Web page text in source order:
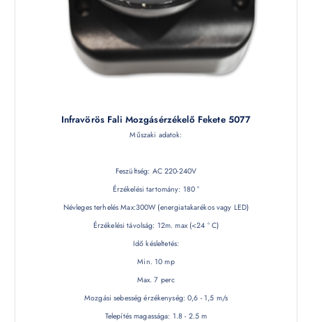
Infravörös Fali Mozgásérzékelő Fekete 5077
Műszaki adatok:
Feszültség: AC 220-240V
Érzékelési tartomány: 180 °
Névleges terhelés Max:300W (energiatakarékos vagy LED)
Érzékelési távolság: 12m. max (<24 ° C)
Idő késleltetés:
Min. 10 mp
Max. 7 perc
Mozgási sebesség érzékenység: 0,6 - 1,5 m/s
Telepítés magassága: 1.8 - 2.5 m